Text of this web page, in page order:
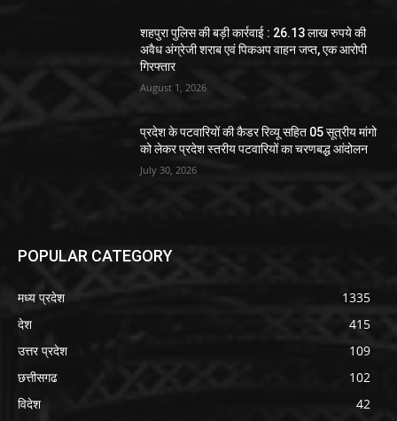
शहपुरा पुलिस की बड़ी कार्रवाई : 26.13 लाख रुपये की
अवैध अंग्रेजी शराब एवं पिकअप वाहन जप्त, एक आरोपी
गिरफ्तार
August 1, 2026
प्रदेश के पटवारियों की कैडर रिव्यू सहित 05 सूत्रीय मांगो
को लेकर प्रदेश स्तरीय पटवारियों का चरणबद्ध आंदोलन
July 30, 2026
POPULAR CATEGORY
मध्य प्रदेश
1335
देश
415
उत्तर प्रदेश
109
छत्तीसगढ
102
विदेश
42